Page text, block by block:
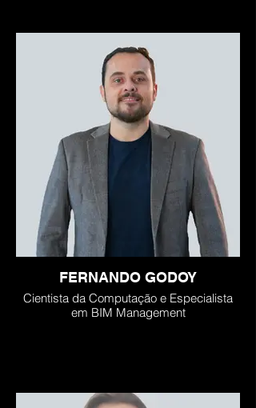
FERNANDO GODOY
Cientista da Computação e Especialista
em BIM Management